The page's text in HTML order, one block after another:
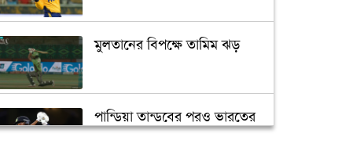
মুলতানের বিপক্ষে তামিম ঝড়
পান্ডিয়া তান্ডবের পরও ভারতের
বড় পরাজয়